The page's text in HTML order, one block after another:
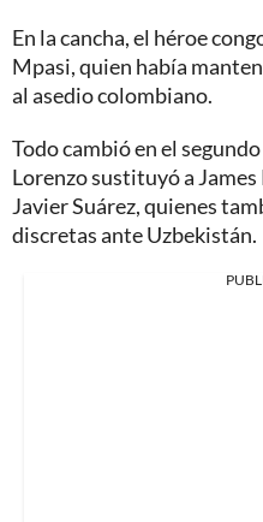
En la cancha, el héroe
Mpasi, quien había
al asedio colombiano.
Todo cambió en el
Lorenzo sustituyó a
Javier Suárez, quienes
discretas ante Uzbekistán.